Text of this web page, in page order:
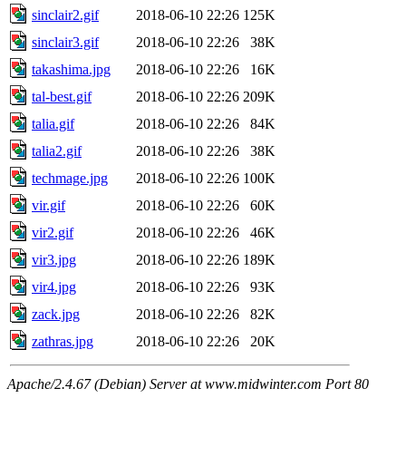
sinclair2.gif
2018-06-10 22:26 125K
sinclair3.gif
2018-06-10 22:26
38K
takashima.jpg
2018-06-10 22:26
16K
tal-best.gif
2018-06-10 22:26 209K
talia.gif
2018-06-10 22:26
84K
talia2.gif
2018-06-10 22:26
38K
techmage.jpg
2018-06-10 22:26 100K
vir.gif
2018-06-10 22:26
60K
vir2.gif
2018-06-10 22:26
46K
vir3.jpg
2018-06-10 22:26 189K
vir4.jpg
2018-06-10 22:26
93K
zack.jpg
2018-06-10 22:26
82K
zathras.jpg
2018-06-10 22:26 20K
Apache/2.4.67 (Debian) Server at www.midwinter.com Port 80